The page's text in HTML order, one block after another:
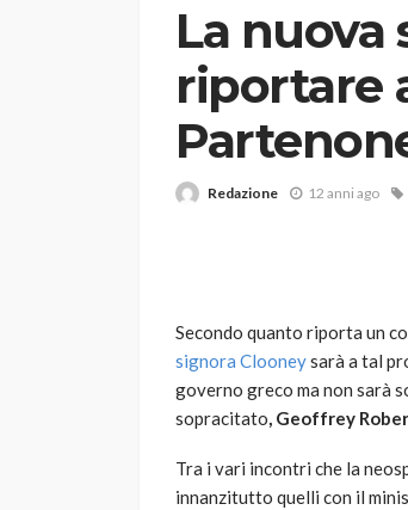
La nuova
riportare
Redazione 12 anni ago
Secondo quanto riporta un
signora Clooneysarà a tal
governo greco ma non sarà
sopracitato, Geoffrey
Tra i vari incontri che la
innanzitutto quelli con il
VARIE
Robot
god 1